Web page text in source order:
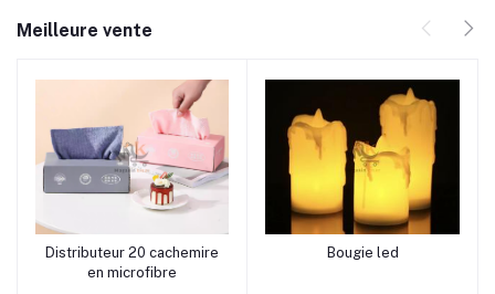
Meilleure vente
rrrrrr0 rrrrrr5 rrrrrr9
Ajouter au panier
Distributeur 20 cachemire
en microfibre
rrrrrr0 rrrrrr0 rrrrrr10
Ajouter au panier
Bougie led